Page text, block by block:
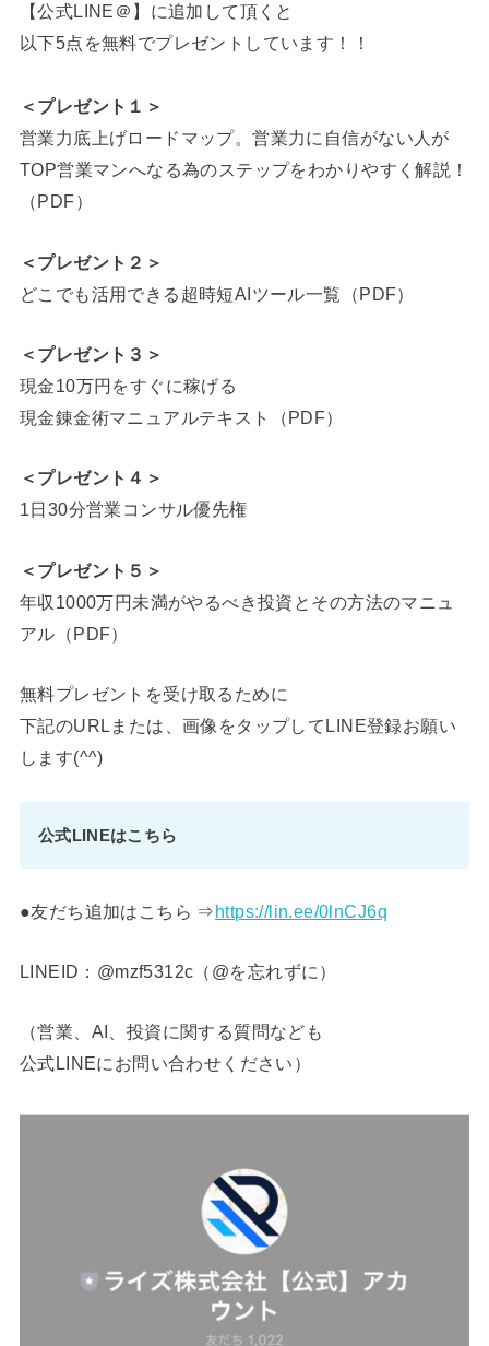
【公式LINE＠】に追加して頂くと
以下5点を無料でプレゼントしています！！
＜プレゼント１＞
営業力底上げロードマップ。営業力に自信がない人が
TOP営業マンへなる為のステップをわかりやすく解説！
（PDF）
＜プレゼント２＞
どこでも活用できる超時短AIツール一覧（PDF）
＜プレゼント３＞
現金10万円をすぐに稼げる
現金錬金術マニュアルテキスト（PDF）
＜プレゼント４＞
1日30分営業コンサル優先権
＜プレゼント５＞
年収1000万円未満がやるべき投資とその方法のマニュ
アル（PDF）
無料プレゼントを受け取るために
下記のURLまたは、画像をタップしてLINE登録お願い
します(^^)
公式LINEはこちら
●友だち追加はこちら ⇒https://lin.ee/0lnCJ6q
LINEID：@mzf5312c（@を忘れずに）
（営業、AI、投資に関する質問なども
公式LINEにお問い合わせください）